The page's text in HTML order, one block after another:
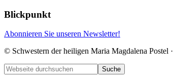
Blickpunkt
Abonnieren Sie unseren Newsletter!
© Schwestern der heiligen Maria Magdalena Postel ·
Footer
Webseite
durchsuchen